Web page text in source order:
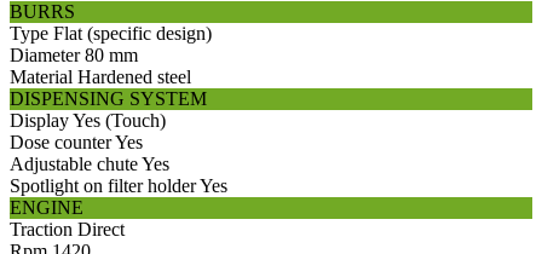
BURRS
Type Flat (specific design)
Diameter80 mm
Material Hardened steel
DISPENSING SYSTEM
DisplayYes (Touch)
Dose counterYes
Adjustable chuteYes
Spotlight on filter holderYes
ENGINE
Traction Direct